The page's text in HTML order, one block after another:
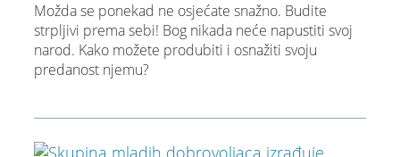
Možda se ponekad ne osjećate snažno. Budite
strpljivi prema sebi! Bog nikada neće napustiti svoj
narod. Kako možete produbiti i osnažiti svoju
predanost njemu?